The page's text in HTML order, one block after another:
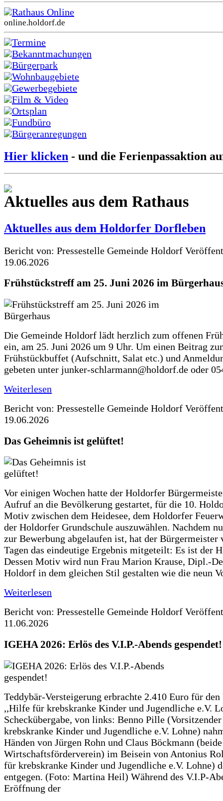
Rathaus Online
online.holdorf.de
Termine
Bekanntmachungen
Bürgerpark
Wohnbaugebiete
Gewerbegebiete
Film & Video
Ortsplan
Fundbüro
Bürgeranregungen
Hier klicken - und die Ferienpassaktion
Aktuelles aus dem Rathaus
Aktuelles aus dem Holdorfer Dorfleben
Bericht von: Pressestelle Gemeinde Holdorf
19.06.2026
Frühstückstreff am 25. Juni 2026 im
Die Gemeinde Holdorf lädt herzlich zum offenen
ein, am 25. Juni 2026 um 9 Uhr. Um einen Beitrag
Frühstückbuffet (Aufschnitt, Salat etc.) und
gebeten unter junker-schlarmann@holdorf.de oder
Weiterlesen
Bericht von: Pressestelle Gemeinde Holdorf
19.06.2026
Das Geheimnis ist gelüftet!
Vor einigen Wochen hatte der Holdorfer
Aufruf an die Bevölkerung gestartet, für die 10.
Motiv zwischen dem Heidesee, dem Holdorfer
der Holdorfer Grundschule auszuwählen. Nachdem
zur Bewerbung abgelaufen ist, hat der Bürgermeister
Tagen das eindeutige Ergebnis mitgeteilt: Es ist der
Dessen Motiv wird nun Frau Marion Krause, Dipl.-
Holdorf in dem gleichen Stil gestalten wie die neun
Weiterlesen
Bericht von: Pressestelle Gemeinde Holdorf
11.06.2026
IGEHA 2026: Erlös des V.I.P.-Abends gespendet!
Teddybär-Versteigerung erbrachte 2.410 Euro für den
,,Hilfe für krebskranke Kinder und Jugendliche e.V.
Scheckübergabe, von links: Benno Pille
krebskranke Kinder und Jugendliche e.V. Lohne)
Händen von Jürgen Rohn und Claus Böckmann
Wirtschaftsförderverein) im Beisein von Antonius
für krebskranke Kinder und Jugendliche e.V. Lohne)
entgegen. (Foto: Martina Heil) Während des V.I.P-
Eröffnung der